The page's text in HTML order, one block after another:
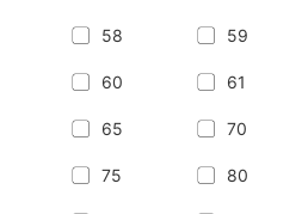
58 59
60 61
65 70
75 80